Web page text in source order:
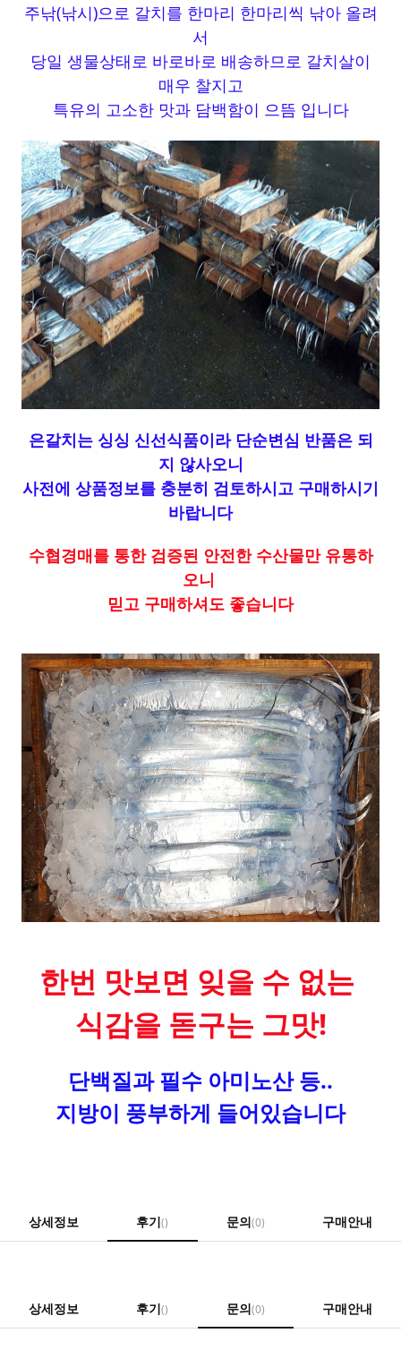
주낚(낚시)으로 갈치를 한마리 한마리씩 낚아 올려
서
당일 생물상태로 바로바로 배송하므로 갈치살이
매우 찰지고
특유의 고소한 맛과 담백함이 으뜸 입니다
은갈치는 싱싱 신선식품이라 단순변심 반품은 되
지 않사오니
사전에 상품정보를 충분히 검토하시고 구매하시기
바랍니다
수협경매를 통한 검증된 안전한 수산물만 유통하
오니
믿고 구매하셔도 좋습니다
한번 맛보면 잊을 수 없는
식감을 돋구는 그맛!
단백질과 필수 아미노산 등..
지방이 풍부하게 들어있습니다
상세정보 후기() 문의(0) 구매안내
상세정보 후기() 문의(0) 구매안내